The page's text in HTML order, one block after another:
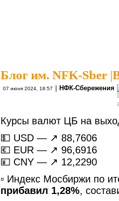
Блог им. NFK-Sber |
07 июня 2024, 18:57 НФК-Сбережения
Курсы валют ЦБ на
💵 USD — ↗️ 88,7606
💶 EUR — ↗️ 96,6916
💴 CNY — ↗️ 12,2290
▫️ Индекс Мосбиржи по
прибавил 1,28%,